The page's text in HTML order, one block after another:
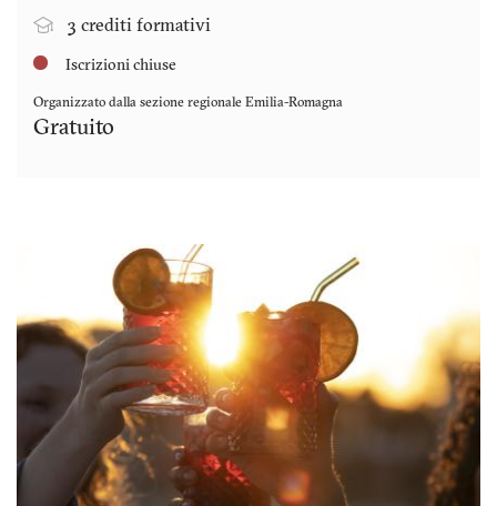
3 crediti formativi
Iscrizioni chiuse
Organizzato dalla sezione regionale Emilia-Romagna
Gratuito